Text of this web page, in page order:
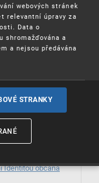
Identitou občana
webových stránek
relevantní úpravy za
Data o
shromažďována a
a nejsou předávána
STRANKY